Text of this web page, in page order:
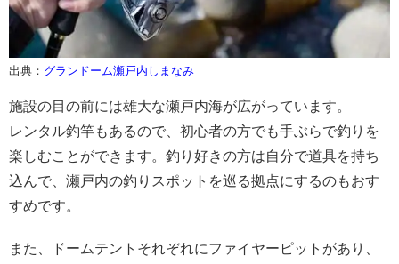
出典： グランドーム瀬戸内しまなみ
施設の目の前には雄大な瀬戸内海が広がっています。
レンタル釣竿もあるので、初心者の方でも手ぶらで釣りを
楽しむことができます。釣り好きの方は自分で道具を持ち
込んで、瀬戸内の釣りスポットを巡る拠点にするのもおす
すめです。
また、ドームテントそれぞれにファイヤーピットがあり、